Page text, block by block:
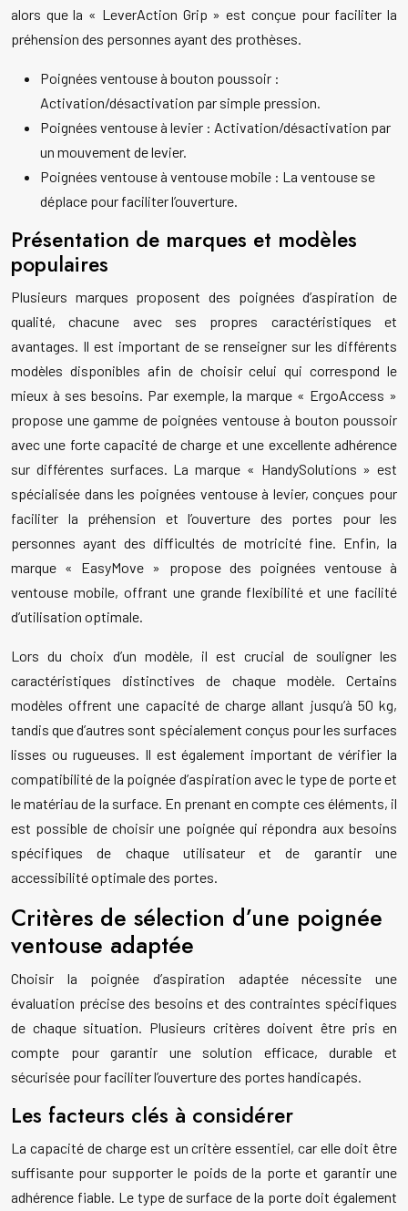
alors que la « LeverAction Grip » est conçue pour faciliter la
préhension des personnes ayant des prothèses.
Poignées ventouse à bouton poussoir :
Activation/désactivation par simple pression.
Poignées ventouse à levier : Activation/désactivation par
un mouvement de levier.
Poignées ventouse à ventouse mobile : La ventouse se
déplace pour faciliter l’ouverture.
Présentation de marques et modèles
populaires
Plusieurs marques proposent des poignées d’aspiration de
qualité, chacune avec ses propres caractéristiques et
avantages. Il est important de se renseigner sur les différents
modèles disponibles afin de choisir celui qui correspond le
mieux à ses besoins. Par exemple, la marque « ErgoAccess »
propose une gamme de poignées ventouse à bouton poussoir
avec une forte capacité de charge et une excellente adhérence
sur différentes surfaces. La marque « HandySolutions » est
spécialisée dans les poignées ventouse à levier, conçues pour
faciliter la préhension et l’ouverture des portes pour les
personnes ayant des difficultés de motricité fine. Enfin, la
marque « EasyMove » propose des poignées ventouse à
ventouse mobile, offrant une grande flexibilité et une facilité
d’utilisation optimale.
Lors du choix d’un modèle, il est crucial de souligner les
caractéristiques distinctives de chaque modèle. Certains
modèles offrent une capacité de charge allant jusqu’à 50 kg,
tandis que d’autres sont spécialement conçus pour les surfaces
lisses ou rugueuses. Il est également important de vérifier la
compatibilité de la poignée d’aspiration avec le type de porte et
le matériau de la surface. En prenant en compte ces éléments, il
est possible de choisir une poignée qui répondra aux besoins
spécifiques de chaque utilisateur et de garantir une
accessibilité optimale des portes.
Critères de sélection d’une poignée
ventouse adaptée
Choisir la poignée d’aspiration adaptée nécessite une
évaluation précise des besoins et des contraintes spécifiques
de chaque situation. Plusieurs critères doivent être pris en
compte pour garantir une solution efficace, durable et
sécurisée pour faciliter l’ouverture des portes handicapés.
Les facteurs clés à considérer
La capacité de charge est un critère essentiel, car elle doit être
suffisante pour supporter le poids de la porte et garantir une
adhérence fiable. Le type de surface de la porte doit également